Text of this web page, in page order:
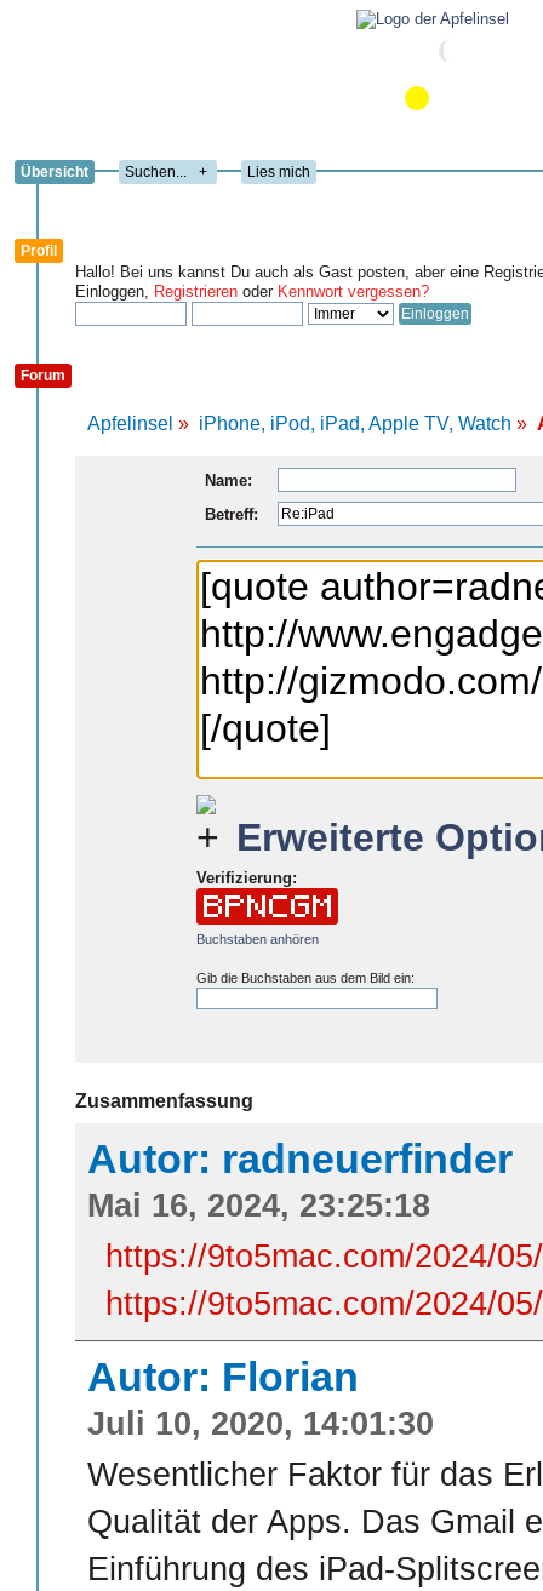
Übersicht + Lies mich
Profil
Hallo! Bei uns kannst Du auch als Gast posten, aber eine
Einloggen, Registrieren oder Kennwort vergessen?
Forum
Apfelinsel » iPhone, iPod, iPad, Apple TV, Watch »
Name:
Betreff:
Erweiterte
Verifizierung:
Buchstaben anhören
Gib die Buchstaben aus dem Bild ein:
Zusammenfassung
Autor: radneuerfinder
Mai 16, 2024, 23:25:18
https://9to5mac.com/2024/
https://9to5mac.com/2024/
Autor: Florian
Juli 10, 2020, 14:01:30
Wesentlicher Faktor für das
Qualität der Apps. Das Gmail
Einführung des iPad-